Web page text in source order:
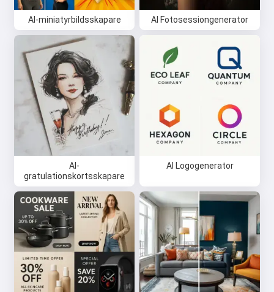
AI-miniatyrbildsskapare AI Fotosessiongenerator
AI-
gratulationskortsskapare
AI Logogenerator